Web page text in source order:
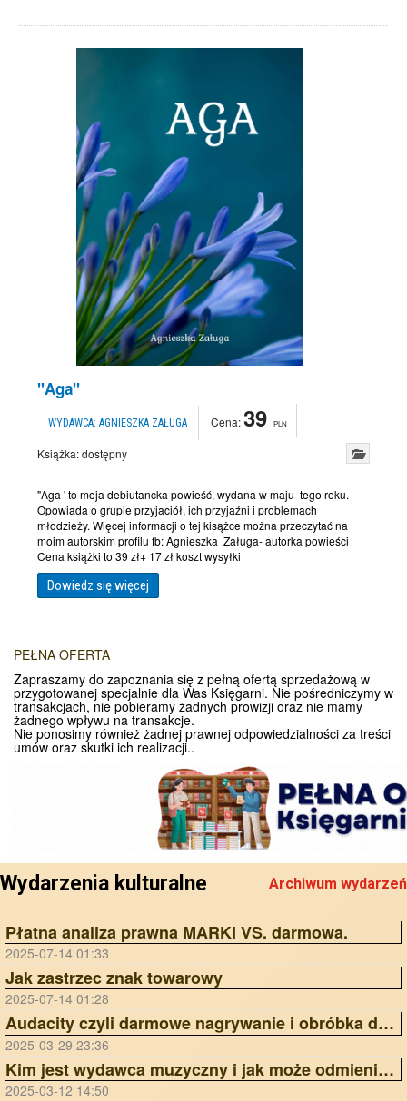
"Aga"
WYDAWCA: AGNIESZKA ZAŁUGA Cena:39 PLN
Książka:dostępny
"Aga ' to moja debiutancka powieść, wydana w maju tego roku.
Opowiada o grupie przyjaciół, ich przyjaźni i problemach
młodzieży. Więcej informacji o tej kisążce można przeczytać na
moim autorskim profilu fb: Agnieszka Załuga- autorka powieści
Cena książki to 39 zł+ 17 zł koszt wysyłki
Dowiedz się więcej
PEŁNA OFERTA
Zapraszamy do zapoznania się z pełną ofertą sprzedażową w
przygotowanej specjalnie dla Was Księgarni. Nie pośredniczymy w
transakcjach, nie pobieramy żadnych prowizji oraz nie mamy
żadnego wpływu na transakcje.
Nie ponosimy również żadnej prawnej odpowiedzialności za treści
umów oraz skutki ich realizacji..
Wydarzenia kulturalne Archiwum wydarzeń
Płatna analiza prawna MARKI VS. darmowa.
2025-07-14 01:33
Jak zastrzec znak towarowy
2025-07-14 01:28
Audacity czyli darmowe nagrywanie i obróbka dźwięku
2025-03-29 23:36
Kim jest wydawca muzyczny i jak może odmienić Twoją karierę? | Ania Laskowska Sony Music Publishing ZAiKS Akademia
2025-03-12 14:50